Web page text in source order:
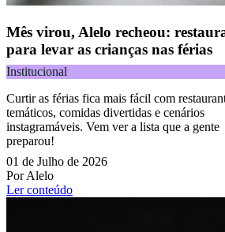
Mês virou, Alelo recheou:
para levar as crianças nas férias
Institucional
Curtir as férias fica mais fácil com
temáticos, comidas divertidas e cenários
instagramáveis. Vem ver a lista que a gente
preparou!
01 de Julho de 2026
Por Alelo
Ler conteúdo